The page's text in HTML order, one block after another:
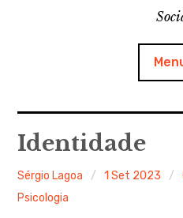
CDD
Ferramentas Digitais
Blog
Identidade
Sérgio Lagoa 1 Set 2023
Psicologia